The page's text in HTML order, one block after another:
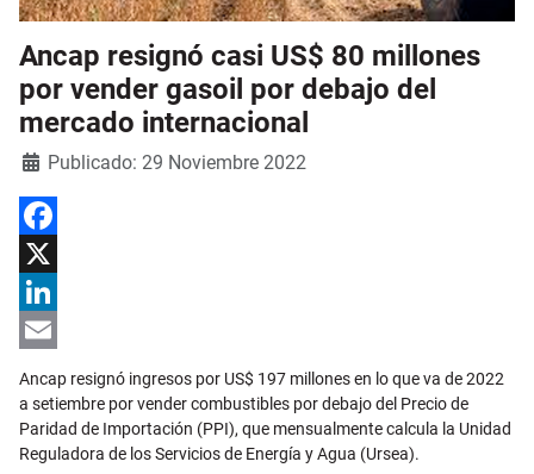
Ancap resignó casi US$ 80 millones
por vender gasoil por debajo del
mercado internacional
Detalles
Publicado: 29 Noviembre 2022
Facebook
X
LinkedIn
Ancap resignó ingresos por US$ 197 millones en lo que va de 2022
a setiembre por vender combustibles por debajo del Precio de
Paridad de Importación (PPI), que mensualmente calcula la Unidad
Reguladora de los Servicios de Energía y Agua (Ursea).